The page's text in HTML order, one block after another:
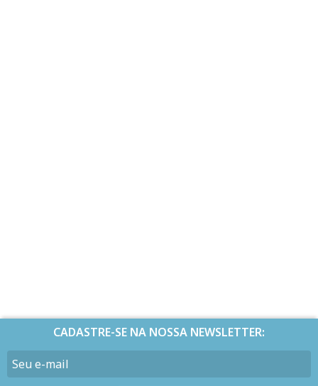
CADASTRE-SE NA NOSSA NEWSLETTER: